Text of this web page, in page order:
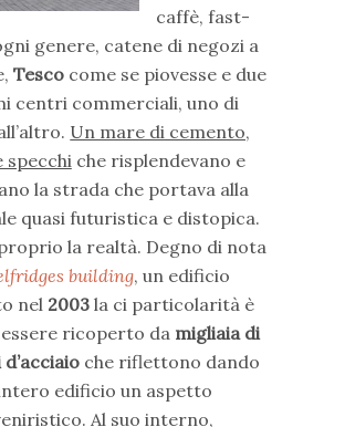
caffè, fast-
genere, catene di negozi a
Tescocome se piovesse e due
centri commerciali, uno di
Un mare di cemento,
specchi che risplendevano e
la strada che portava alla
quasi futuristica e distopica.
la realtà. Degno di nota
building, un edificio
nel 2003la ci particolarità è
ricoperto da migliaia di
che riflettono dando
edificio un aspetto
Al suo interno,